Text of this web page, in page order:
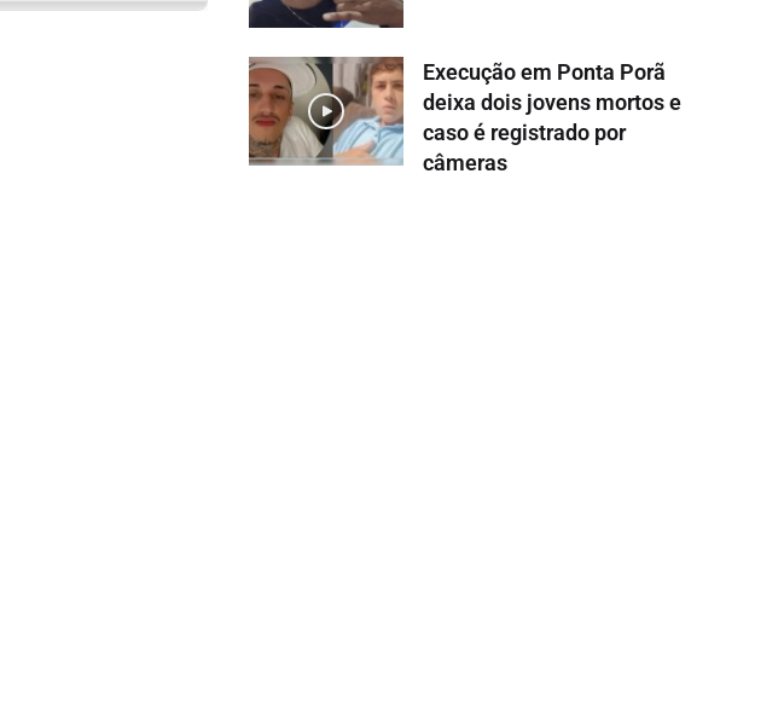
Execução em Ponta Porã
deixa dois jovens mortos e
caso é registrado por
câmeras